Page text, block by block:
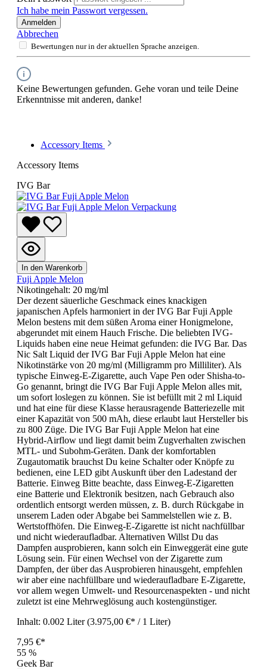
Ich habe mein Passwort vergessen.
Anmelden
Abbrechen
Bewertungen nur in der aktuellen Sprache anzeigen.
Keine Bewertungen gefunden. Gehe voran und teile Deine
Erkenntnisse mit anderen, danke!
Accessory Items
Accessory Items
IVG Bar
In den Warenkorb
Fuji Apple Melon
Nikotingehalt: 20 mg/ml
Der dezent säuerliche Geschmack eines knackigen
japanischen Apfels harmoniert in der IVG Bar Fuji Apple
Melon bestens mit dem süßen Aroma einer Honigmelone,
abgerundet mit einem Hauch Frische. Die beliebten IVG-
Liquids haben eine neue Heimat gefunden: die IVG Bar. Das
Nic Salt Liquid der IVG Bar Fuji Apple Melon hat eine
Nikotinstärke von 20 mg/ml (Milligramm pro Milliliter). Als
typische Einweg-E-Zigarette, auch Vape Pen oder Shisha-to-
Go genannt, bringt die IVG Bar Fuji Apple Melon alles mit,
um sofort loslegen zu können. Sie ist befüllt mit 2 ml Liquid
und hat eine für diese Klasse herausragende Batteriezelle mit
einer Kapazität von 500 mAh, diese erlaubt laut Hersteller bis
zu 800 Züge. Die IVG Bar Fuji Apple Melon hat eine
Hybrid-Airflow und liegt damit beim Zugverhalten zwischen
MTL- und Subohm-Geräten. Dank der komfortablen
Zugautomatik brauchst Du keine Schalter oder Knöpfe zu
bedienen, eine LED gibt Auskunft über den Ladestand der
Batterie. Einweg Bitte beachte, dass Einweg-E-Zigaretten
eine Batterie und Elektronik besitzen, nach Gebrauch also
ordentlich entsorgt werden müssen, z. B. durch Rückgabe in
unserem Laden oder Abgabe bei Sammelstellen wie z. B.
Wertstoffhöfen. Die Einweg-E-Zigarette ist nicht nachfüllbar
und nicht wiederaufladbar. Alternativen Willst Du das
Dampfen ausprobieren, kann solch ein Einweggerät eine gute
Lösung sein. Für einen Wechsel von der Zigarette zum
Dampfen, der über das Ausprobieren hinausgeht, empfehlen
wir aber eine nachfüllbare und wiederaufladbare E-Zigarette,
vor allem wegen Umwelt- und Resourcenaspekten - und nicht
zuletzt ist eine Mehrweglösung auch kostengünstiger.
Inhalt: 0.002 Liter(3.975,00 €* / 1 Liter)
7,95 €*
55 %
Geek Bar